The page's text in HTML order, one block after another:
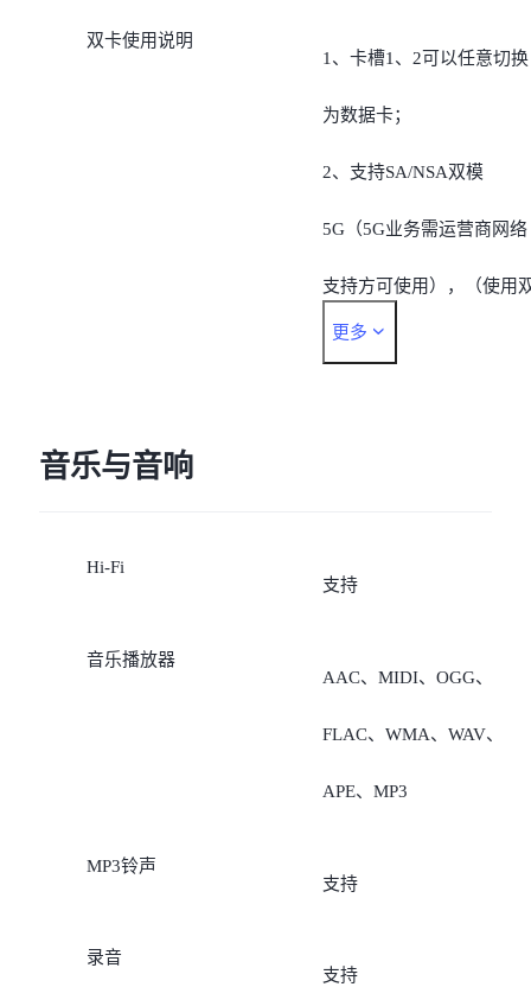
4G FDD-LTE:
FDD:B1/B2/B3/B4/B7/B8/B
12/B17/B20/B26(B5/B18/
9)/B28;
5G:
当地运营商以及您所在的
双卡使用说明
1、卡槽1、2可以任意切换
为数据卡；
2、支持SA/NSA双模
5G（5G业务需运营商网络
支持方可使用），（使用
卡时数据卡支持支持
5G/4G/3G/2G、电信2G/4G
5G（需要开通VoLTE业
务）”；
5G/4G/2G、联通
更多
音乐与音响
Hi-Fi
支持
音乐播放器
AAC、MIDI、OGG、
FLAC、WMA、WAV、
APE、MP3
MP3铃声
支持
录音
支持